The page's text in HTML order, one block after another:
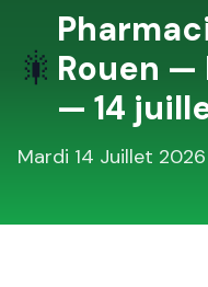
🎇 Rouen —
— 14
Mardi 14 Juillet 2026